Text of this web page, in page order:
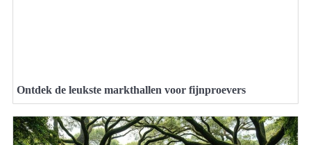
Ontdek de leukste markthallen voor fijnproevers